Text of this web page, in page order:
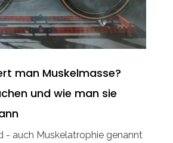
man Muskelmasse?
und wie man sie
- auch Muskelatrophie genannt